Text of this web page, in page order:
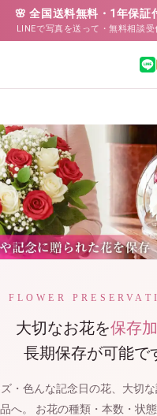
🌸 全国送料無料・1年保証
LINEで写真を送って・無料相談受
FLOWER
大切なお花を保存
長期保存が可能で
・色んな記念日の花、大切
へ。
お花の種類・本数・状